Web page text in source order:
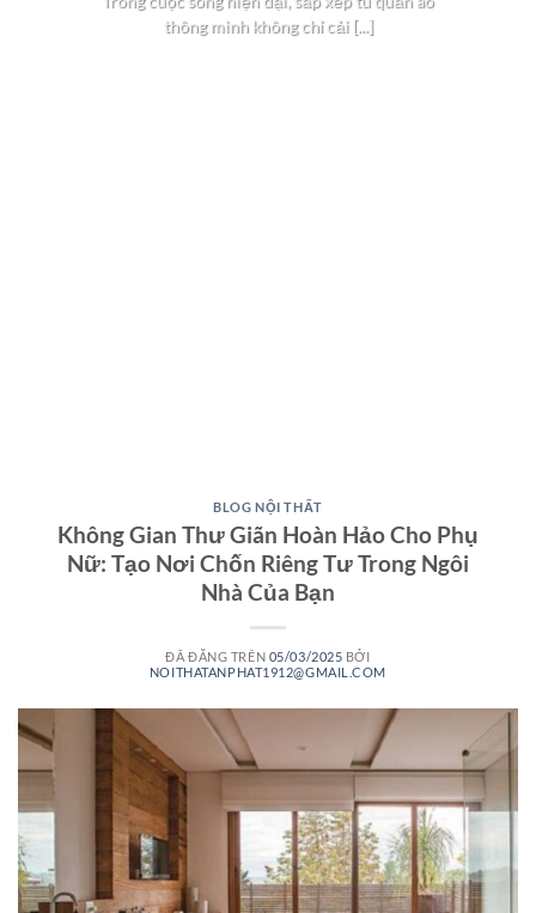
thông minh không chỉ cải [...]
BLOG NỘI THẤT
Không Gian Thư Giãn Hoàn Hảo Cho Phụ
Nữ: Tạo Nơi Chốn Riêng Tư Trong Ngôi
Nhà Của Bạn
ĐÃ ĐĂNG TRÊN 05/03/2025 BỞI
NOITHATANPHAT1912@GMAIL.COM